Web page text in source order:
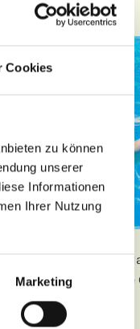
Cookies
zu können
unserer
Informationen
Ihrer Nutzung
Marketing
größte freitragende
und hält für alle